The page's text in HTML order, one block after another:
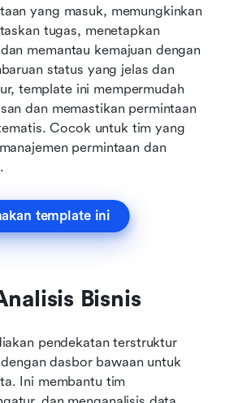
yang masuk, memungkinkan
tugas, menetapkan
memantau kemajuan dengan
status yang jelas dan
template ini mempermudah
dan memastikan permintaan
Cocok untuk tim yang
permintaan dan
template ini
Bisnis
pendekatan terstruktur
dasbor bawaan untuk
Ini membantu tim